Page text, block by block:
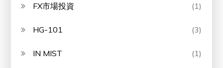
FX市場投資 (1)
HG-101 (3)
IN MIST (1)